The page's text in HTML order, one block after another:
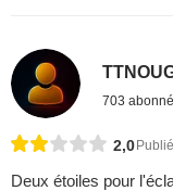
703
2,0
Deux étoiles pour